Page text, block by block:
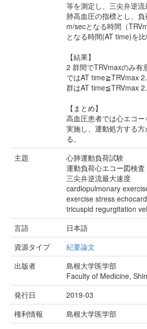
等を測定し、三尖弁逆
肺高血圧の指標とし、
m/secとなる時間（
となる時間(AT time)を比
【結果】
2 群間でTRVmaxのみ有
ではAT time≧TRVmax
群はAT time≦TRVmax
【まとめ】
高血圧患者では心エコ
実施し、運動処方する
る。
主題
心肺運動負荷試験
運動負荷心エコー図検査
三尖弁逆流最大速度
cardiopulmonary
exercise stress
tricuspid regurgitation
言語
日本語
資源タイプ
紀要論文
出版者
島根大学医学部
Faculty of Medicine,
発行日
2019-03
権利情報
島根大学医学部